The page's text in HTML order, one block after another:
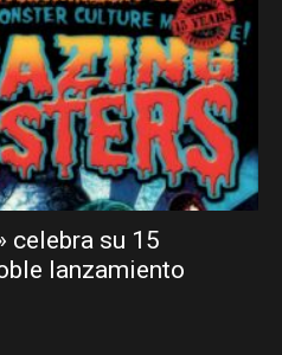
celebra su 15
lanzamiento